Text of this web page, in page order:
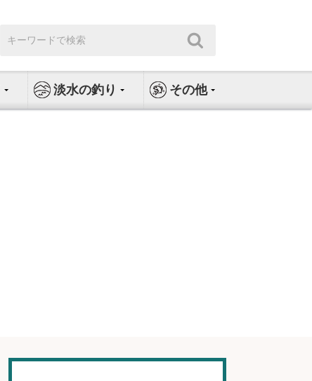
索:
淡水の釣り その他